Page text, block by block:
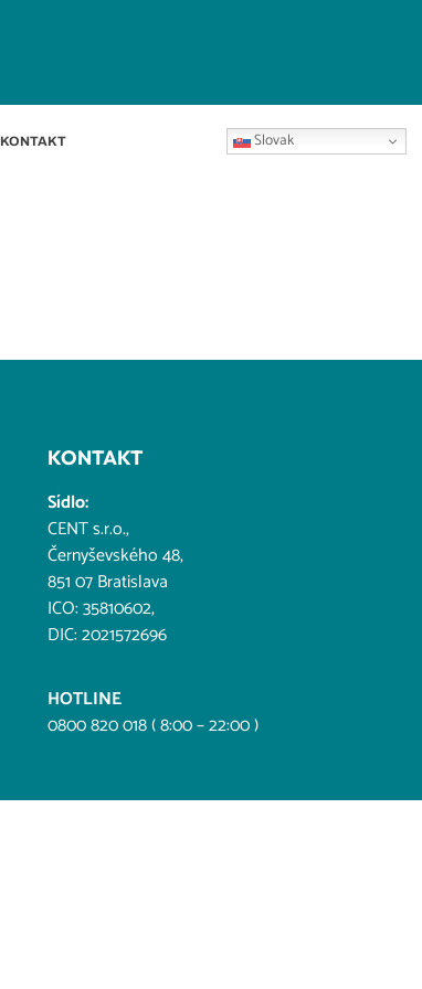
KONTAKT Slovak
KONTAKT
Sídlo:
CENT s.r.o.,
Černyševského 48,
851 07 Bratislava
ICO: 35810602,
DIC: 2021572696
HOTLINE
0800 820 018 ( 8:00 – 22:00 )